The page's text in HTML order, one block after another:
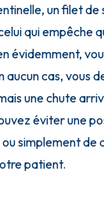
un filet de
qui empêche
évidemment,
aucun cas, vous
une chute
éviter une
simplement de
patient.